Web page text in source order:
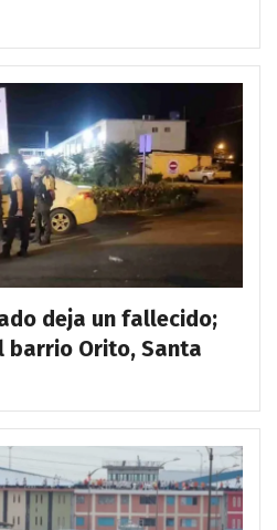
deja un fallecido;
barrio Orito, Santa